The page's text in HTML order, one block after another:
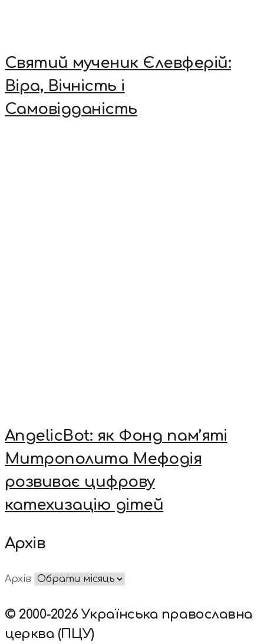
Святий мученик Єлевферій:
Віра, Вічність і
Самовідданість
AngelicBot: як Фонд пам’яті
Митрополита Мефодія
розвиває цифрову
катехизацію дітей
Архів
Архів
© 2000-2026 Українська православна
церква (ПЦУ)